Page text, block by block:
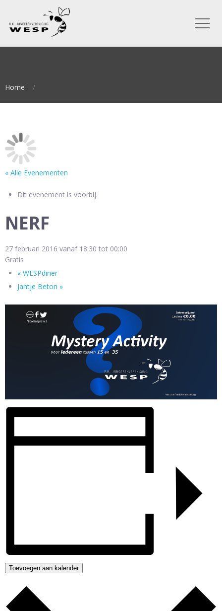
Home
« Alle Evenementen
Dit evenement is voorbij.
NERF
27 februari 2016 vanaf 18:30 tot 00:00
Gratis
« WESPdiner
Jantje Beton »
Toevoegen aan kalender